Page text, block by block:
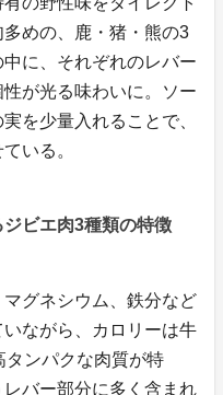
めの、鹿・猪・熊の3
に、それぞれのレバー
が光る味わいに。ソー
を少量入れることで、
いる。
ビエ肉3種類の特徴
グネシウム、鉄分など
ながら、カロリーは牛
タンパクな肉質が特
バー部分に多く含まれ